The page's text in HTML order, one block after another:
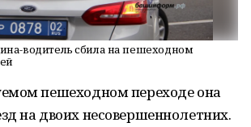
водитель сбила на пешеходном
пешеходном переходе она
на двоих несовершеннолетних.